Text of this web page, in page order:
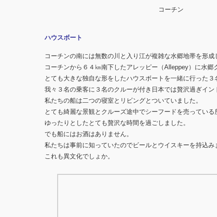
コーチン
ハウスボート
コーチンの南には無数の川と入り江が複雑な水郷地帯を形成
コーチンから６４㎞南下したアレッピー（Alleppey）に水
とても大きな独自な形をしたハウスボートを一緒に行った
我々３名の乗客に３名のクルーが付き日本では贅沢過ぎイン
私たちの船は二つの寝室とリビングとついていました。
とても綺麗な景観とクルーズ途中でシーフードを売ってい
ゆったりとしたとても贅沢な時間を過ごしました。
でも船にはお酒はありません。
私たちは事前に知っていたのでビールとウイスキーを持込み
これも異文化でしょか。